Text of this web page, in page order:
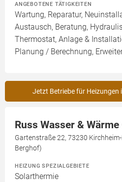
ANGEBOTENE TÄTIGKEITEN
Wartung, Reparatur,
Austausch, Beratung,
Thermostat, Anlage &
Planung / Berechnung,
Jetzt Betriebe für Heizungen
Russ Wasser & Wärme
Gartenstraße 22, 73230
Berghof)
HEIZUNG SPEZIALGEBIETE
Solarthermie